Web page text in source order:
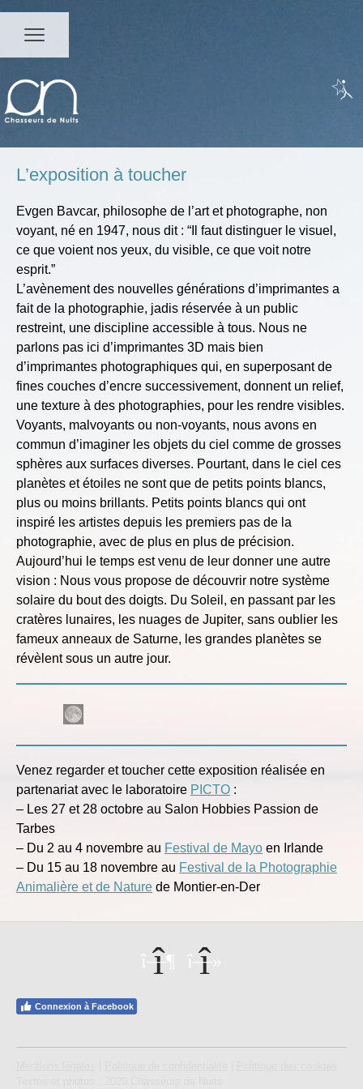
L’exposition à toucher
Evgen Bavcar, philosophe de l’art et photographe, non
voyant, né en 1947, nous dit : “Il faut distinguer le visuel,
ce que voient nos yeux, du visible, ce que voit notre
esprit.”
L’avènement des nouvelles générations d’imprimantes a
fait de la photographie, jadis réservée à un public
restreint, une discipline accessible à tous. Nous ne
parlons pas ici d’imprimantes 3D mais bien
d’imprimantes photographiques qui, en superposant de
fines couches d’encre successivement, donnent un relief,
une texture à des photographies, pour les rendre visibles.
Voyants, malvoyants ou non-voyants, nous avons en
commun d’imaginer les objets du ciel comme de grosses
sphères aux surfaces diverses. Pourtant, dans le ciel ces
planètes et étoiles ne sont que de petits points blancs,
plus ou moins brillants. Petits points blancs qui ont
inspiré les artistes depuis les premiers pas de la
photographie, avec de plus en plus de précision.
Aujourd’hui le temps est venu de leur donner une autre
vision : Nous vous propose de découvrir notre système
solaire du bout des doigts. Du Soleil, en passant par les
cratères lunaires, les nuages de Jupiter, sans oublier les
fameux anneaux de Saturne, les grandes planètes se
révèlent sous un autre jour.
Venez regarder et toucher cette exposition réalisée en
partenariat avec le laboratoire PICTO :
– Les 27 et 28 octobre au Salon Hobbies Passion de
Tarbes
– Du 2 au 4 novembre au Festival de Mayo en Irlande
– Du 15 au 18 novembre au Festival de la Photographie
Animalière et de Nature de Montier-en-Der
Connexion à Facebook